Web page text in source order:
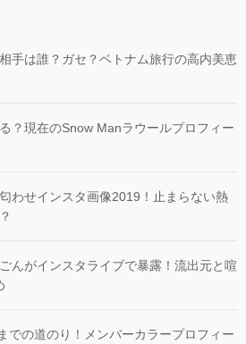
手は誰？ガセ？ベトナム旅行の高内美恵
？現在のSnow Manラウールプロフィー
わせインスタ画像2019！止まらない熱
んがインスタライブで暴露！流出元と喧
での道のり！メンバーカラープロフィー